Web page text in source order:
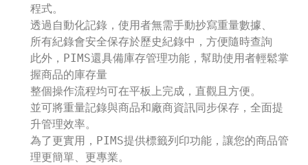
程式。
透過自動化記錄，使用者無需手動抄寫重量數據、
所有紀錄會安全保存於歷史紀錄中，方便隨時查詢
此外，PIMS還具備庫存管理功能，幫助使用者輕鬆掌
握商品的庫存量
整個操作流程均可在平板上完成，直觀且方便。
並可將重量記錄與商品和廠商資訊同步保存，全面提
升管理效率。
為了更實用，PIMS提供標籤列印功能，讓您的商品管
理更簡單、更專業。